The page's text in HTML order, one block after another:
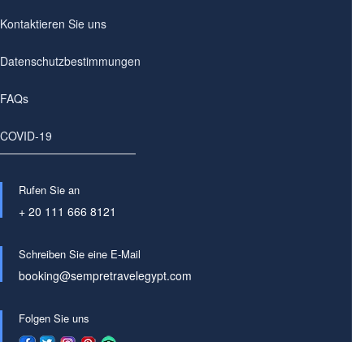
Kontaktieren Sie uns
Datenschutzbestimmungen
FAQs
COVID-19
Rufen Sie an
+ 20 111 666 8121
Schreiben Sie eine E-Mail
booking@sempretravelegypt.com
Folgen Sie uns